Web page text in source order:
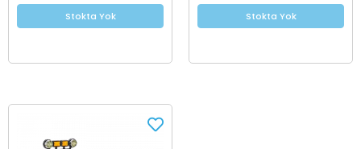
Stokta Yok Stokta Yok